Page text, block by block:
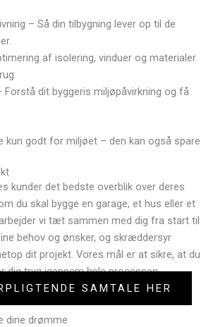
– Så din tilbygning lever op til de
af isolering, vinduer og materialer
Forstå dit byggeris miljøpåvirkning og få
kun godt for miljøet – den kan også spare
kunder det bedste overblik over deres
du skal bygge en garage, et hus eller et
vi tæt sammen med dig fra start til
behov og ønsker, og skræddersyr
dit projekt. Vores mål er at sikre, at du
tryg igennem hele processen.
SAMTALE HER
dine drømme